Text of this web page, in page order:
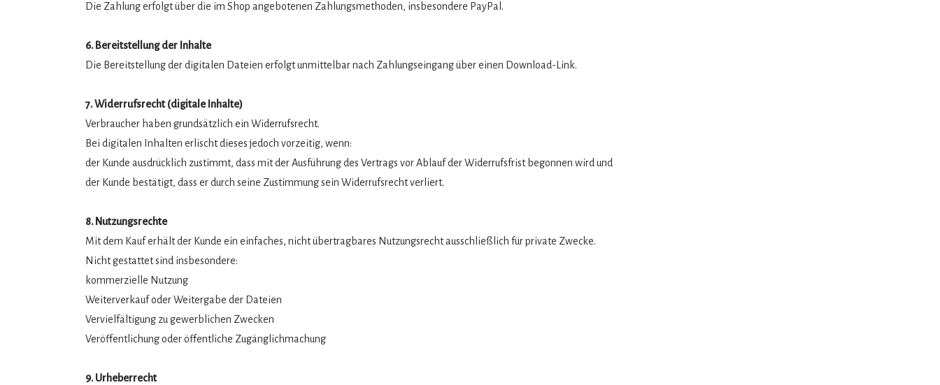
Die Zahlung erfolgt über die im Shop angebotenen Zahlungsmethoden, insbesondere PayPal.
6. Bereitstellung der Inhalte
Die Bereitstellung der digitalen Dateien erfolgt unmittelbar nach Zahlungseingang über einen Download-Link.
7. Widerrufsrecht (digitale Inhalte)
Verbraucher haben grundsätzlich ein Widerrufsrecht.
Bei digitalen Inhalten erlischt dieses jedoch vorzeitig, wenn:
der Kunde ausdrücklich zustimmt, dass mit der Ausführung des Vertrags vor Ablauf der Widerrufsfrist begonnen wird und
der Kunde bestätigt, dass er durch seine Zustimmung sein Widerrufsrecht verliert.
8. Nutzungsrechte
Mit dem Kauf erhält der Kunde ein einfaches, nicht übertragbares Nutzungsrecht ausschließlich für private Zwecke.
Nicht gestattet sind insbesondere:
kommerzielle Nutzung
Weiterverkauf oder Weitergabe der Dateien
Vervielfältigung zu gewerblichen Zwecken
Veröffentlichung oder öffentliche Zugänglichmachung
9. Urheberrecht